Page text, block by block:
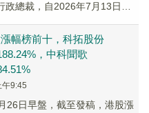
政總裁，自2026年7月13日起
漲幅榜前十，科拓股份
，中科聞歌
9:45
26日早盤，截至發稿，港股漲